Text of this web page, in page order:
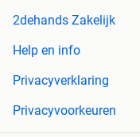
2dehands Zakelijk
Help en info
Privacyverklaring
Privacyvoorkeuren